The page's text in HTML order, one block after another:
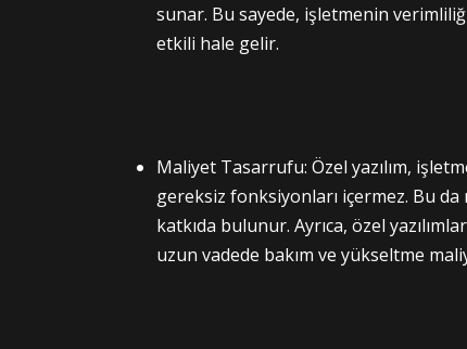
sunar. Bu sayede, işletmenin
etkili hale gelir.
Maliyet Tasarrufu: Özel yazılım,
gereksiz fonksiyonları içermez. Bu
katkıda bulunur. Ayrıca, özel
uzun vadede bakım ve yükseltme